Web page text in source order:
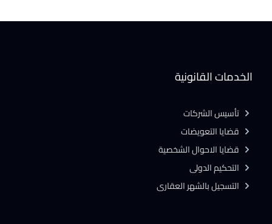
الخدمات القانونية
تأسيس الشركات
قضايا التعويضات
قضايا الاحوال الشخصية
التحكيم الدولى
التسجيل بالشهر العقارى